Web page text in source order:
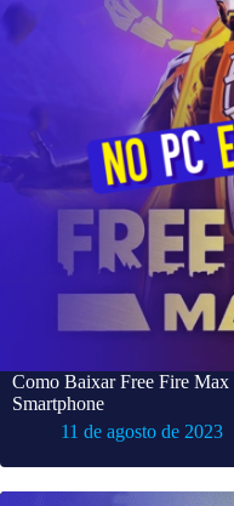
Como Baixar Free Fire
Smartphone
11 de agosto de 2023